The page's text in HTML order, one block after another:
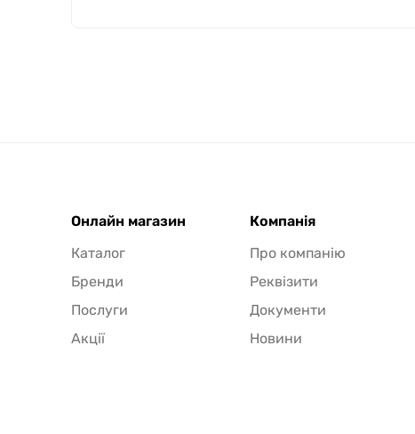
Онлайн магазин
Каталог
Бренди
Послуги
Акції
Компанія
Про компанію
Реквізити
Документи
Новини